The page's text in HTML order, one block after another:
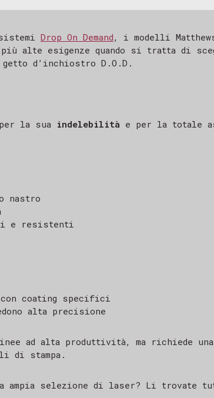
Drop On Demand, i modelli
più alte esigenze quando si tratta di
d’inchiostro D.O.D.
la sua indelebilità e per la totale
nastro
e resistenti
coating specifici
alta precisione
ad alta produttività, ma richiede una
di stampa.
ampia selezione di laser? Li trovate